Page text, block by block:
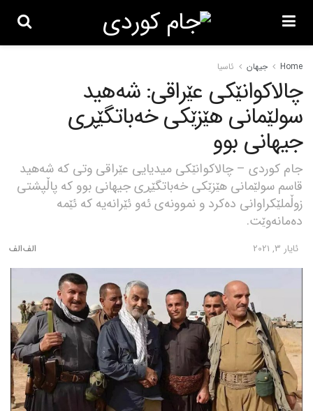
Home جیهان ئاسیا
چالاکوانێکی عێراقی: شەهید
سولێمانی هێزێکی خەباتگێڕی
جیهانی بوو
جام کوردی – چالاکوانێکی میدیایی عێراقی وتی کە شەهید
قاسم سولێمانی هێزێکی خەباتگێڕی جیهانی بوو کە پاڵپشتی
زوڵملێکراوانی دەکرد و نموونەی ئەو ئێرانەیە کە ئێمە
دەمانەوێت.
ئایار 3, 2021